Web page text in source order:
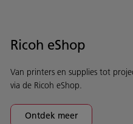
Ricoh eShop
Van printers en supplies tot
via de Ricoh eShop.
Ontdek meer